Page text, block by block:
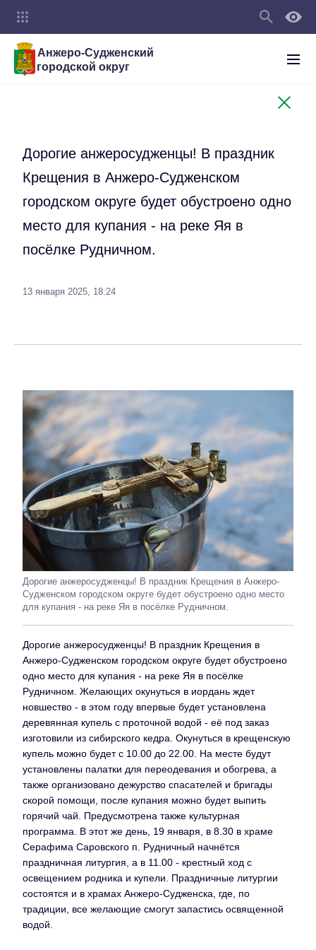
Анжеро-Судженский
городской округ
Дорогие анжеросудженцы! В праздник
Крещения в Анжеро-Судженском
городском округе будет обустроено одно
место для купания - на реке Яя в
посёлке Рудничном.
13 января 2025, 18:24
Дорогие анжеросудженцы! В праздник Крещения в Анжеро-
Судженском городском округе будет обустроено одно место
для купания - на реке Яя в посёлке Рудничном.
Дорогие анжеросудженцы! В праздник Крещения в
Анжеро-Судженском городском округе будет обустроено
одно место для купания - на реке Яя в посёлке
Рудничном. Желающих окунуться в иордань ждет
новшество - в этом году впервые будет установлена
деревянная купель с проточной водой - её под заказ
изготовили из сибирского кедра. Окунуться в крещенскую
купель можно будет с 10.00 до 22.00. На месте будут
установлены палатки для переодевания и обогрева, а
также организовано дежурство спасателей и бригады
скорой помощи, после купания можно будет выпить
горячий чай. Предусмотрена также культурная
программа. В этот же день, 19 января, в 8.30 в храме
Серафима Саровского п. Рудничный начнётся
праздничная литургия, а в 11.00 - крестный ход с
освещением родника и купели. Праздничные литургии
состоятся и в храмах Анжеро-Судженска, где, по
традиции, все желающие смогут запастись освященной
водой.